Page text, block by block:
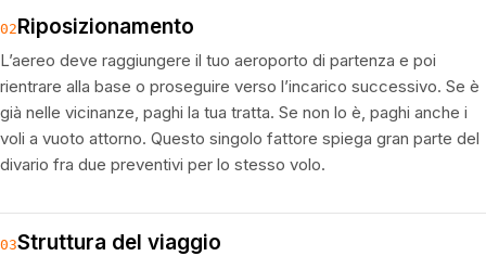
02Riposizionamento
L’aereo deve raggiungere il tuo aeroporto di partenza e poi
rientrare alla base o proseguire verso l’incarico successivo. Se è
già nelle vicinanze, paghi la tua tratta. Se non lo è, paghi anche i
voli a vuoto attorno. Questo singolo fattore spiega gran parte del
divario fra due preventivi per lo stesso volo.
03Struttura del viaggio